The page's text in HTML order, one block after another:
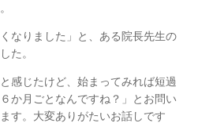
なりました」と、ある院長先生の
た。
感じたけど、始まってみれば短過
か月ごとなんですね？」とお問い
す。大変ありがたいお話しです